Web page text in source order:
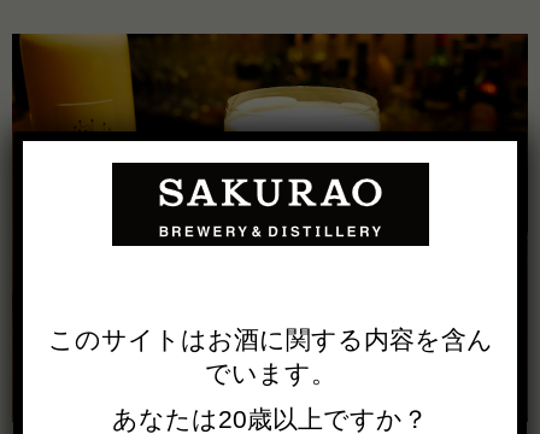
このサイトは お酒に関する内容を含ん
でいます。
あなたは20歳以上ですか？